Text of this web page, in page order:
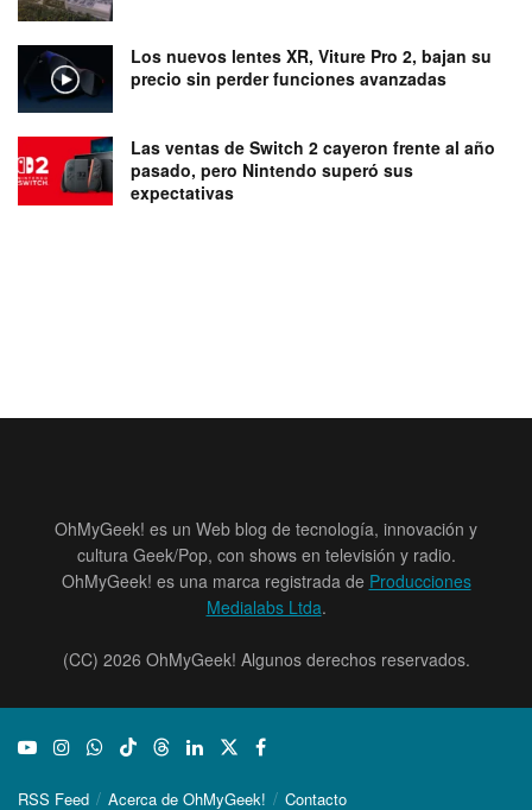
Los nuevos lentes XR, Viture Pro 2, bajan su
precio sin perder funciones avanzadas
Las ventas de Switch 2 cayeron frente al año
pasado, pero Nintendo superó sus
expectativas
OhMyGeek! es un Web blog de tecnología, innovación y
cultura Geek/Pop, con shows en televisión y radio.
OhMyGeek! es una marca registrada de Producciones
Medialabs Ltda.
(CC) 2026 OhMyGeek! Algunos derechos reservados.
RSS Feed Acerca de OhMyGeek! Contacto